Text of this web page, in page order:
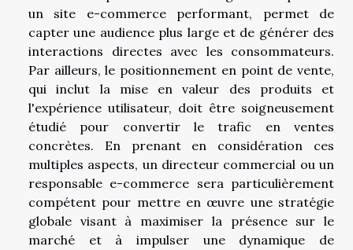
un site e-commerce performant, permet de
capter une audience plus large et de générer des
interactions directes avec les consommateurs.
Par ailleurs, le positionnement en point de vente,
qui inclut la mise en valeur des produits et
l'expérience utilisateur, doit être soigneusement
étudié pour convertir le trafic en ventes
concrètes. En prenant en considération ces
multiples aspects, un directeur commercial ou un
responsable e-commerce sera particulièrement
compétent pour mettre en œuvre une stratégie
globale visant à maximiser la présence sur le
marché et à impulser une dynamique de